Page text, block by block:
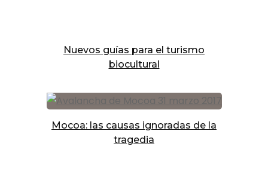
Nuevos guías para el turismo
biocultural
Mocoa: las causas ignoradas de la
tragedia